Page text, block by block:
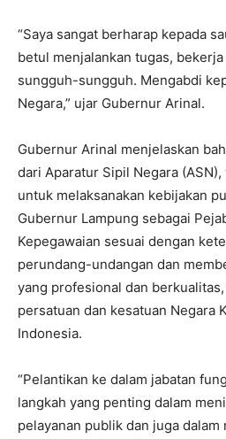
“Saya sangat berharap kepada
betul menjalankan tugas,
sungguh-sungguh. Mengabdi
Negara,” ujar Gubernur Arinal.
Gubernur Arinal menjelaskan
dari Aparatur Sipil Negara
untuk melaksanakan kebijakan
Gubernur Lampung sebagai
Kepegawaian sesuai dengan
perundang-undangan dan
yang profesional dan
persatuan dan kesatuan Negara
Indonesia.
“Pelantikan ke dalam jabatan
langkah yang penting dalam
pelayanan publik dan juga dalam